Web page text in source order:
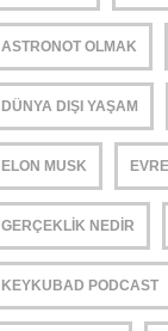
ASTRONOT OLMAK
DÜNYA DIŞI YAŞAM
ELON MUSK
GERÇEKLIK NEDIR
KEYKUBAD PODCAST